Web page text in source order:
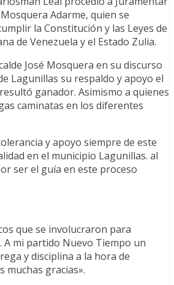
Adarme, quien se
la Constitución y las Leyes de
de Venezuela y el Estado Zulia.
José Mosquera en su discurso
Lagunillas su respaldo y apoyo el
ganador. Asimismo a quienes
caminatas en los diferentes
y apoyo siempre de este
en el municipio Lagunillas. al
ser el guía en este proceso
que se involucraron para
mi partido Nuevo Tiempo un
y disciplina a la hora de
muchas gracias».